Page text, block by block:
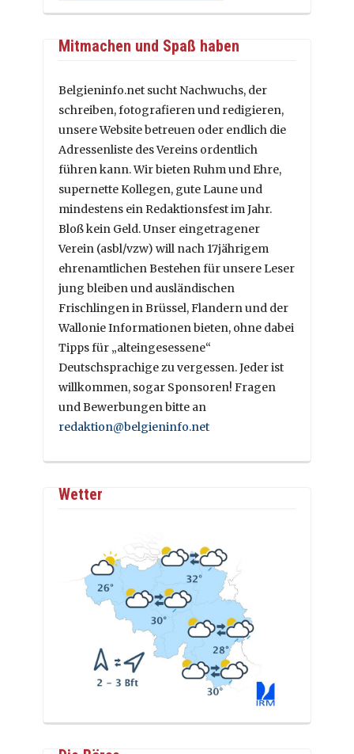
Mitmachen und Spaß haben
Belgieninfo.net sucht Nachwuchs, der
schreiben, fotografieren und redigieren,
unsere Website betreuen oder endlich die
Adressenliste des Vereins ordentlich
führen kann. Wir bieten Ruhm und Ehre,
supernette Kollegen, gute Laune und
mindestens ein Redaktionsfest im Jahr.
Bloß kein Geld. Unser eingetragener
Verein (asbl/vzw) will nach 17jährigem
ehrenamtlichen Bestehen für unsere Leser
jung bleiben und ausländischen
Frischlingen in Brüssel, Flandern und der
Wallonie Informationen bieten, ohne dabei
Tipps für „alteingesessene“
Deutschsprachige zu vergessen. Jeder ist
willkommen, sogar Sponsoren! Fragen
und Bewerbungen bitte an
redaktion@belgieninfo.net
Wetter